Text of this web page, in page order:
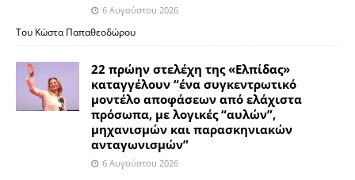
6 Αυγούστου 2026
Του Κώστα Παπαθεοδώρου
22 πρώην στελέχη της «Ελπίδας»
καταγγέλουν “ένα συγκεντρωτικό
μοντέλο αποφάσεων από ελάχιστα
πρόσωπα, με λογικές “αυλών”,
μηχανισμών και παρασκηνιακών
ανταγωνισμών”
6 Αυγούστου 2026